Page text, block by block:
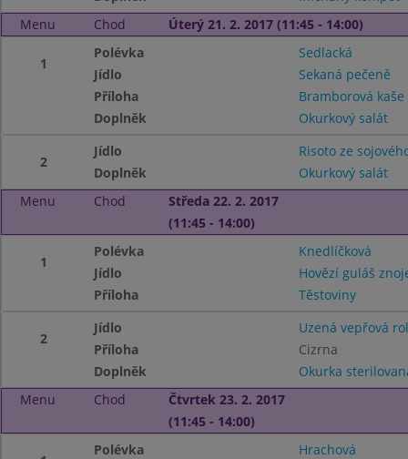
Menu
Chod Úterý 21. 2. 2017 (11:45 - 14:00)
1
Polévka
Sedlacká
Jídlo
Sekaná pečeně
Příloha
Bramborová kaše
Doplněk
Okurkový salát
2
Jídlo
Risoto ze
Doplněk
Okurkový salát
Menu
Chod
Středa 22. 2. 2017
(11:45 - 14:00)
1
Polévka
Knedlíčková
Jídlo
Hovězí guláš
Příloha
Těstoviny
2
Jídlo
Uzená vepřová
Příloha
Cizrna
Doplněk
Okurka
Menu
Chod
Čtvrtek 23. 2. 2017
(11:45 - 14:00)
Polévka
Hrachová